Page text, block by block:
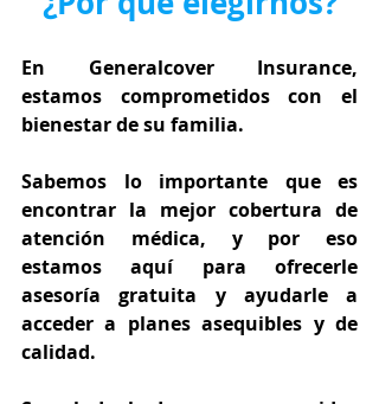
En Generalcover Insurance,
estamos comprometidos con el
bienestar de su familia.
Sabemos lo importante que es
encontrar la mejor cobertura de
atención médica, y por eso
estamos aquí para ofrecerle
asesoría gratuita y ayudarle a
acceder a planes asequibles y de
calidad.